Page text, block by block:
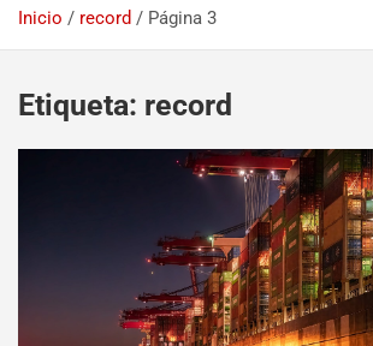
Inicio record Página 3
Etiqueta: record